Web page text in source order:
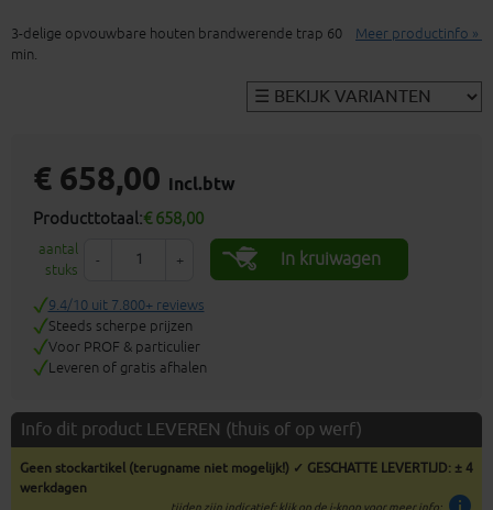
3-delige opvouwbare houten brandwerende trap 60
min.
Meer productinfo »
€ 658,00 incl.btw
Producttotaal:€ 658,00
aantal
stuks
- + In kruiwagen
9.4/10 uit 7.800+ reviews
Steeds scherpe prijzen
Voor PROF & particulier
Leveren of gratis afhalen
Info dit product LEVEREN (thuis of op werf)
Geen stockartikel (terugname niet mogelijk!) ✓ GESCHATTE LEVERTIJD: ± 4
werkdagen
tijden zijn indicatief; klik op de i-knop voor meer info: